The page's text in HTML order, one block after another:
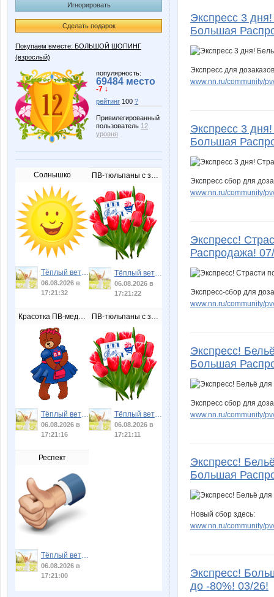
Игнорировать
Сделать подарок
Покупаем вместе: БОЛЬШОЙ ШОПИНГ
(взрослый)
популярность:
69484 место
-7 ↓
рейтинг 100 ?
Привилегированный
пользователь 12
уровня
Солнышко
Тёплый ветер
06.08.2026 в
17:21:32
ПВ-тюльпаны с запиской
Тёплый ветер
06.08.2026 в
17:21:22
Красотка ПВ-медведица
Тёплый ветер
06.08.2026 в
17:21:16
ПВ-тюльпаны с запиской
Тёплый ветер
06.08.2026 в
17:21:11
Респект
Тёплый ветер
06.08.2026 в
17:21:00
Экспресс 3
Большая
Экспресс для
www.nn.ru/community/
Экспресс 3
Большая
Экспресс сбор для
www.nn.ru/community/
Экспресс!
Распродажа!
Экспресс-сбор для
www.nn.ru/community/
Экспресс!
Большая
Экспресс сбор для
www.nn.ru/community/
Экспресс!
Большая
Новый сбор здесь:
www.nn.ru/community/
Экспресс!
до -80%! 03/26!